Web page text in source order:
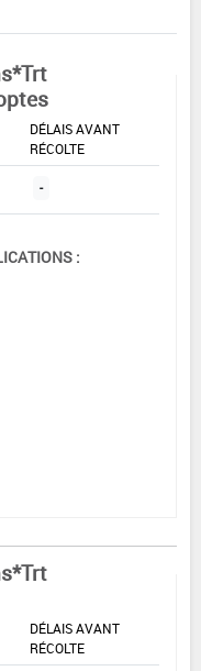
DÉLAIS AVANT
RÉCOLTE
-
:
DÉLAIS AVANT
RÉCOLTE